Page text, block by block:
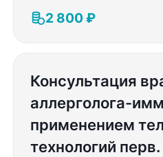
2 800 ₽
Консультация
аллерголога-
применением
технологий